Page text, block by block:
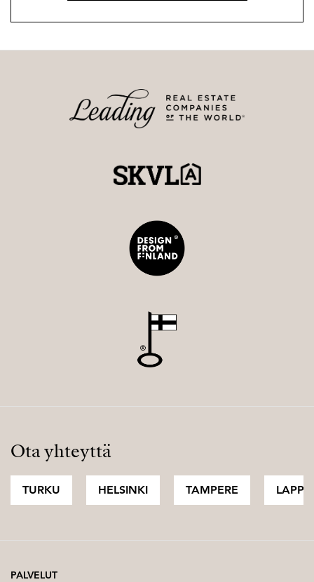
Ota yhteyttä
TURKU HELSINKI TAMPERE LAPPI
PALVELUT